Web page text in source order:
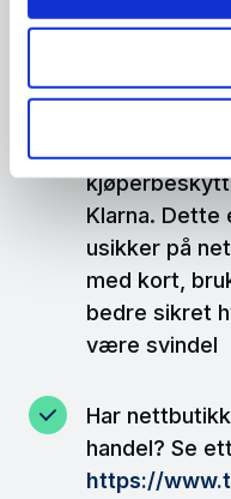
man må fylle
det være et
seriøs.
Bruk
Klarna.
usikker på
med kort,
bedre sikret
være svindel
Har
handel? Se
https://